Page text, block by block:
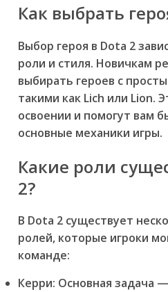
Как выбрать
Выбор героя в Dota 2
роли и стиля. Новичкам
выбирать героев с
такими как Lich или Lion.
освоении и помогут вам
основные механики игры.
Какие роли
2?
В Dota 2 существует
ролей, которые игроки
команде:
Керри: Основная задача